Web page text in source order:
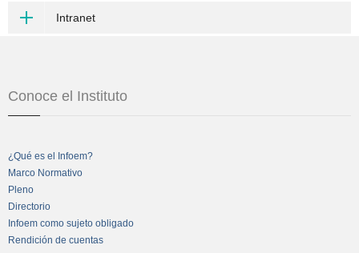
Intranet
Conoce el Instituto
¿Qué es el Infoem?
Marco Normativo
Pleno
Directorio
Infoem como sujeto obligado
Rendición de cuentas